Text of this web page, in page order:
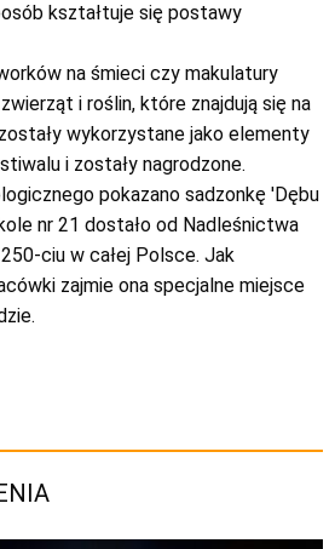
kształtuje się postawy
na śmieci czy makulatury
i roślin, które znajdują się na
wykorzystane jako elementy
i zostały nagrodzone.
pokazano sadzonkę 'Dębu
nr 21 dostało od Nadleśnictwa
ciu w całej Polsce. Jak
zajmie ona specjalne miejsce